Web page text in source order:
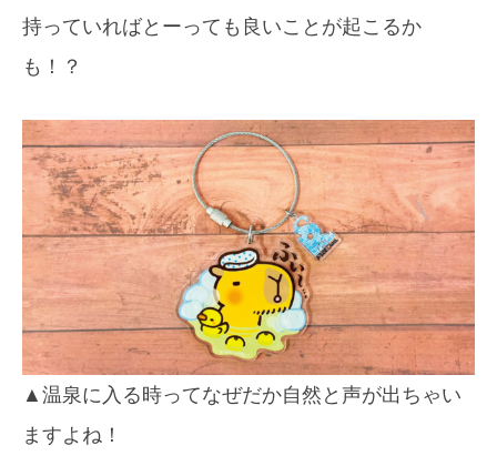
持っていればとーっても良いことが起こるか
も！？
▲温泉に入る時ってなぜだか自然と声が出ちゃい
ますよね！